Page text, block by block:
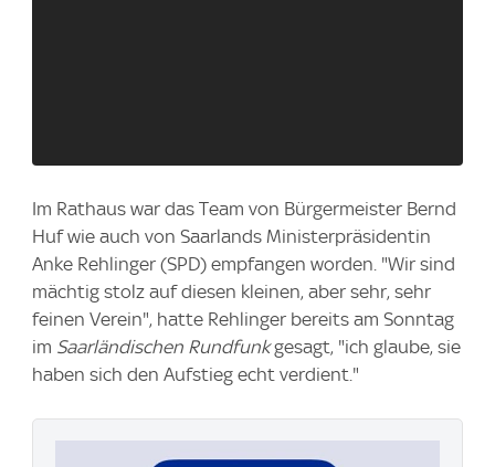
Im Rathaus war das Team von Bürgermeister Bernd
Huf wie auch von Saarlands Ministerpräsidentin
Anke Rehlinger (SPD) empfangen worden. "Wir sind
mächtig stolz auf diesen kleinen, aber sehr, sehr
feinen Verein", hatte Rehlinger bereits am Sonntag
im Saarländischen Rundfunkgesagt, "ich glaube, sie
haben sich den Aufstieg echt verdient."